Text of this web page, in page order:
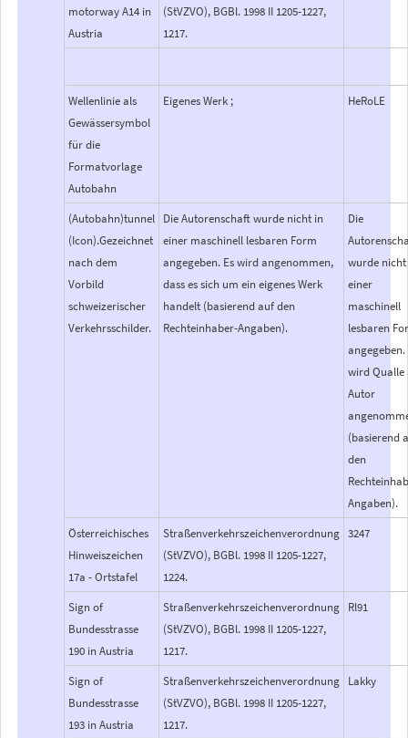
motorway A14 in
Austria
(StVZVO), BGBl. 1998 II 1205-1227,
1217.
Wellenlinie als
Gewässersymbol
für die
Formatvorlage
Autobahn
Eigenes Werk ; HeRoLE
(Autobahn)tunnel
(Icon).Gezeichnet
nach dem
Vorbild
schweizerischer
Verkehrsschilder.
Die Autorenschaft wurde nicht in
einer maschinell lesbaren Form
angegeben. Es wird angenommen,
dass es sich um ein eigenes Werk
handelt (basierend auf den
Rechteinhaber-Angaben).
Die
wurde
einer
maschinell
lesbaren
angegeben.
wird Qualle
Autor
(basierend
den
Angaben).
Österreichisches
Hinweiszeichen
17a - Ortstafel
Straßenverkehrszeichenverordnung
(StVZVO), BGBl. 1998 II 1205-1227,
1224.
3247
Sign of
Bundesstrasse
190 in Austria
Straßenverkehrszeichenverordnung
(StVZVO), BGBl. 1998 II 1205-1227,
1217.
Rl91
Sign of
Bundesstrasse
193 in Austria
Straßenverkehrszeichenverordnung
(StVZVO), BGBl. 1998 II 1205-1227,
1217.
Lakky